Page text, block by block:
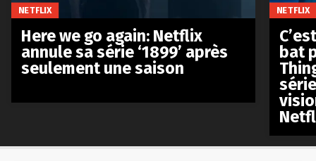
NETFLIX
Here we go again: Netflix
annule sa série ‘1899’ après
seulement une saison
NETFLIX
bat